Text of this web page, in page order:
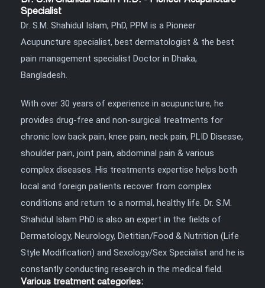
Specialist
Dr. S.M. Shahidul Islam, PhD, PPM is a Pioneer
Acupuncture specialist, best dermatologist & the best
pain management specialist Doctor in Dhaka,
Bangladesh.
With over 30 years of experience in acupuncture, he
provides drug-free and non-surgical treatments for
chronic low back pain, knee pain, neck pain, PLID Disease,
shoulder pain, joint pain, abdominal pain & various
complex diseases. His treatments expertise helps both
local and foreign patients recover from complex
conditions and return to a normal, healthy life. Dr. S.M.
Shahidul Islam PhD is also an expert in the fields of
Dermatology, Neurology, Dietitian/Food & Nutrition (Life
Style Modification) and Sexology/Sex Specialist and he is
constantly conducting research in the medical field.
Various treatment categories: